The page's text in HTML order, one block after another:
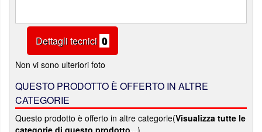
Dettagli tecnici 0
Non vi sono ulteriori foto
QUESTO PRODOTTO È OFFERTO IN ALTRE
CATEGORIE
Questo prodotto è offerto in altre categorie(Visualizza tutte le
categorie di questo prodotto...)